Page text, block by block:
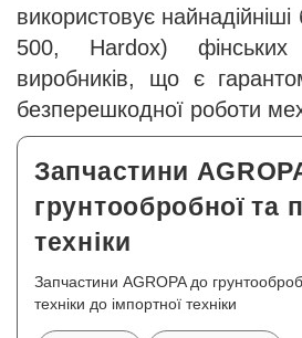
використовує найнадійніші
500, Hardox)
виробників, що є
безперешкодної роботи
Запчастини
грунтообробної та
техніки
Запчастини AGROPA до
техніки до імпортної техніки